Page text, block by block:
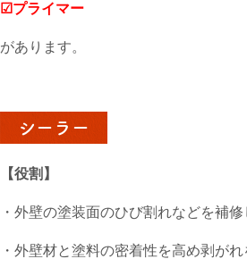
☑プライマー
があります。
シーラー
【役割】
・外壁の塗装面のひび割れなどを補
・外壁材と塗料の密着性を高め剥が